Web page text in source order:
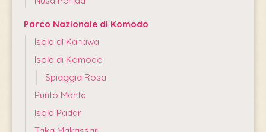
Parco Nazionale di Komodo
Isola di Kanawa
Isola di Komodo
Spiaggia Rosa
Punto Manta
Isola Padar